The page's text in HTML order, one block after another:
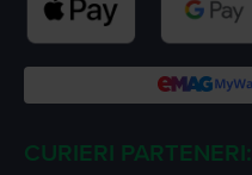
CURIERI PARTENERI: